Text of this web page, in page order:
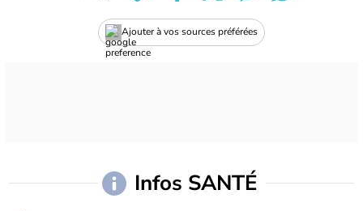
Ajouter à vos sources préférées
Infos SANTÉ